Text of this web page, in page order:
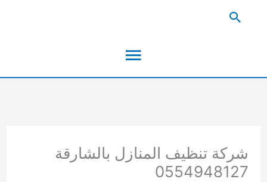
القائمة
البحث
شركة تنظيف المنازل بالشارقة
0554948127